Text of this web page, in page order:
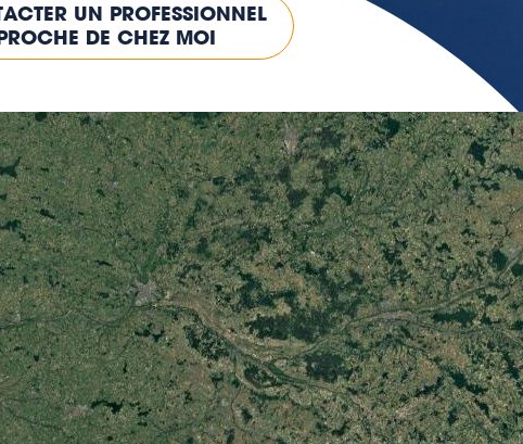
UN PROFESSIONNEL
DE CHEZ MOI